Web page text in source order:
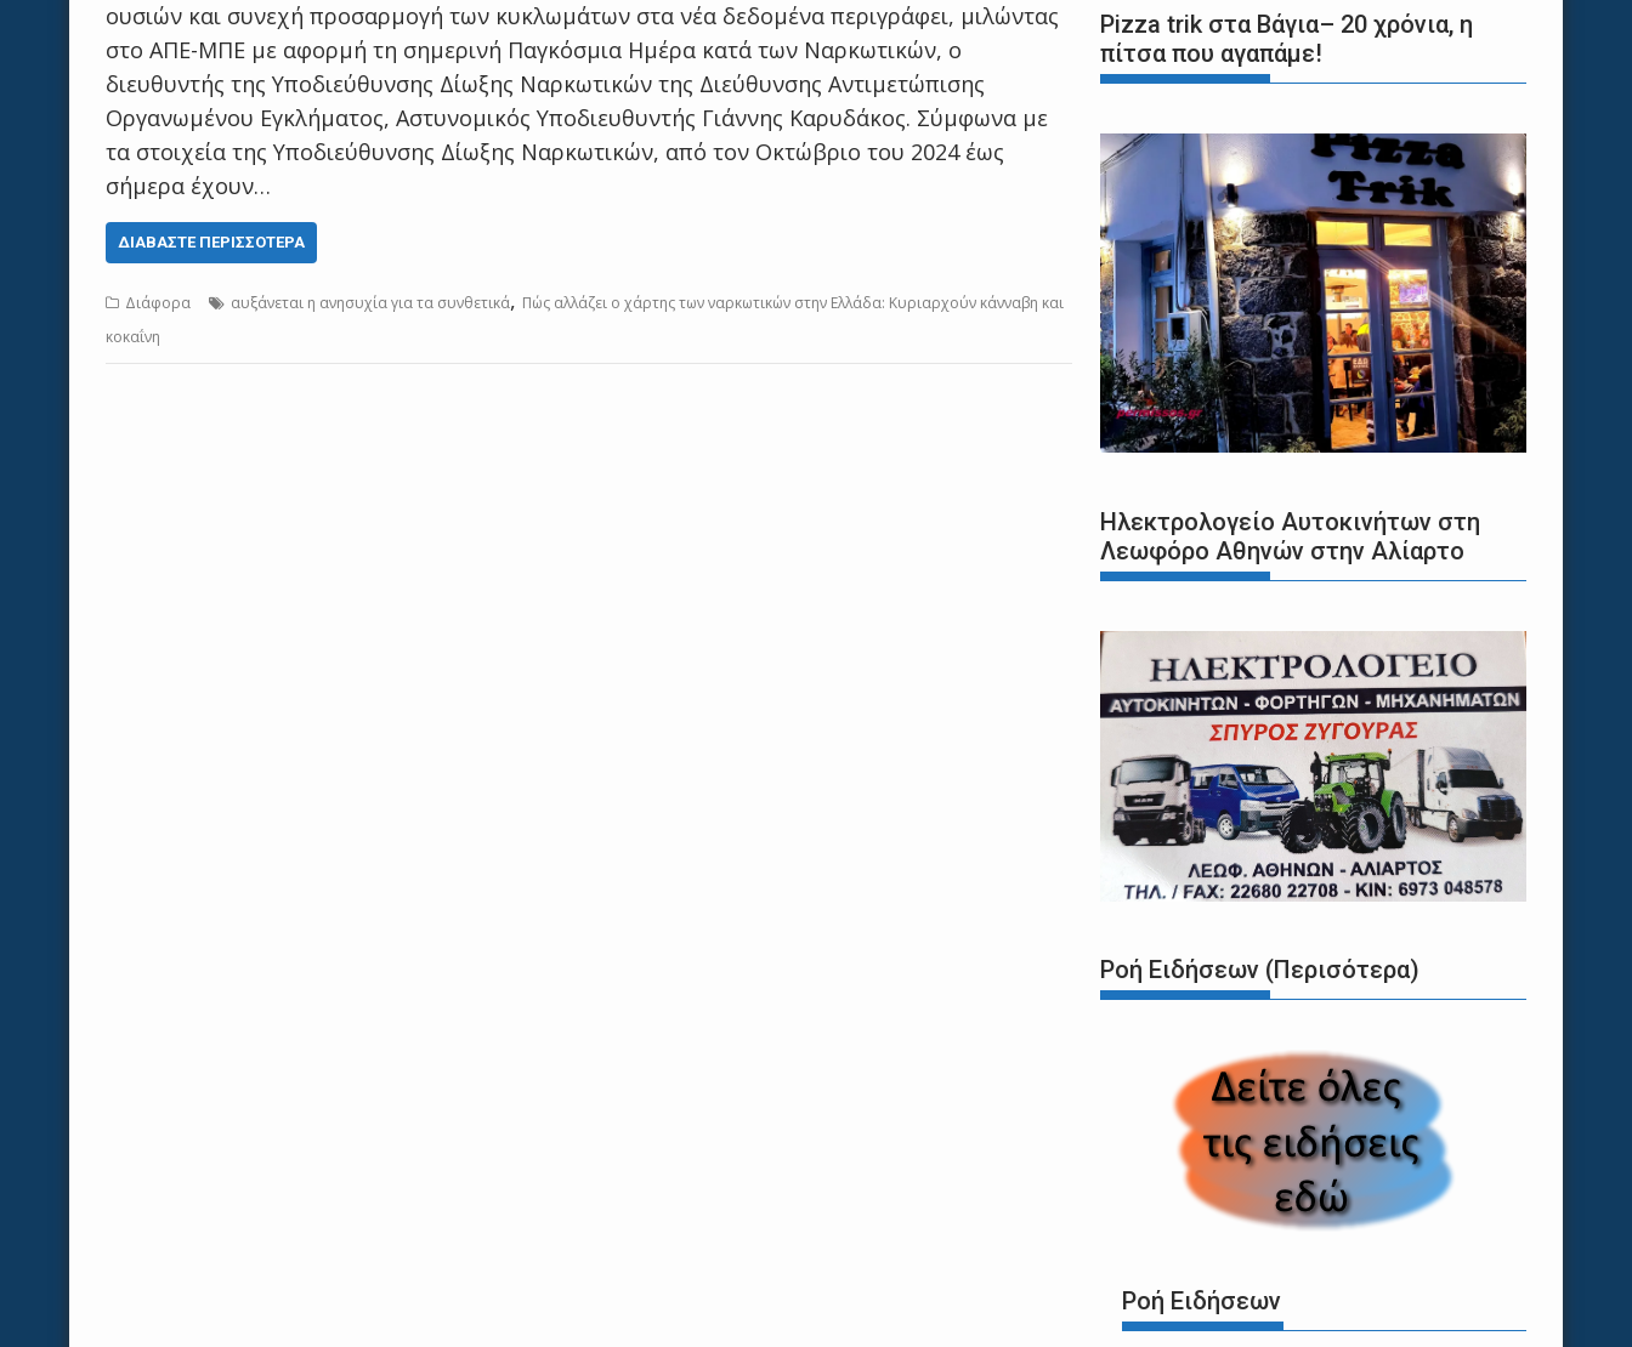
ουσιών και συνεχή προσαρμογή των κυκλωμάτων στα νέα δεδομένα περιγράφει, μιλώντας
στο ΑΠΕ-ΜΠΕ με αφορμή τη σημερινή Παγκόσμια Ημέρα κατά των Ναρκωτικών, ο
διευθυντής της Υποδιεύθυνσης Δίωξης Ναρκωτικών της Διεύθυνσης Αντιμετώπισης
Οργανωμένου Εγκλήματος, Αστυνομικός Υποδιευθυντής Γιάννης Καρυδάκος. Σύμφωνα με
τα στοιχεία της Υποδιεύθυνσης Δίωξης Ναρκωτικών, από τον Οκτώβριο του 2024 έως
σήμερα έχουν…
ΔΙΑΒΆΣΤΕ ΠΕΡΙΣΣΌΤΕΡΑ
Διάφορα αυξάνεται η ανησυχία για τα συνθετικά, Πώς αλλάζει ο χάρτης των ναρκωτικών στην Ελλάδα: Κυριαρχούν κάνναβη και
κοκαΐνη
Pizza trik στα Βάγια– 20 χρόνια, η
πίτσα που αγαπάμε!
Ηλεκτρολογείο Αυτοκινήτων στη
Λεωφόρο Αθηνών στην Αλίαρτο
Ροή Ειδήσεων (Περισότερα)
Ροή Ειδήσεων